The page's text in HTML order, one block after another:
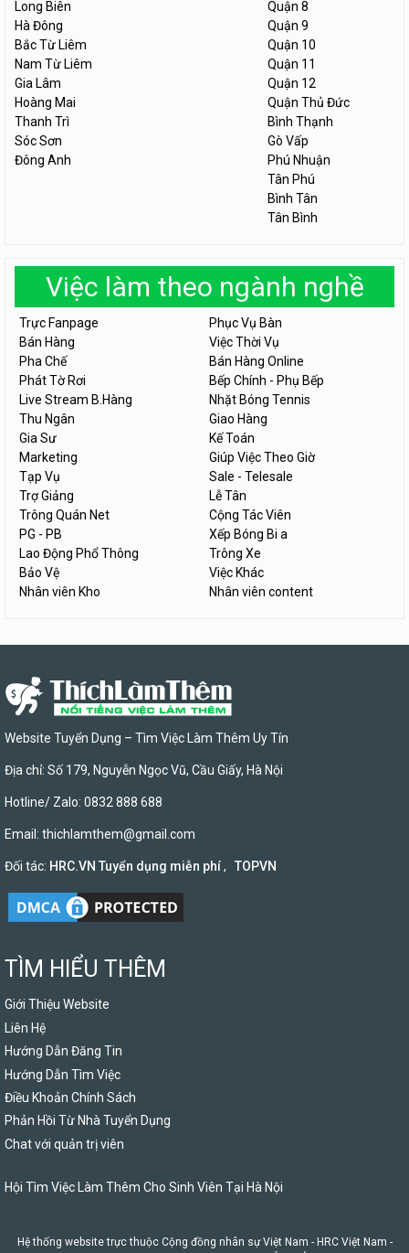
Long Biên
Hà Đông
Bắc Từ Liêm
Nam Từ Liêm
Gia Lâm
Hoàng Mai
Thanh Trì
Sóc Sơn
Đông Anh
Quận 8
Quận 9
Quận 10
Quận 11
Quận 12
Quận Thủ Đức
Bình Thạnh
Gò Vấp
Phú Nhuận
Tân Phú
Bình Tân
Tân Bình
Việc làm theo ngành nghề
Trực Fanpage
Phục Vụ Bàn
Bán Hàng
Việc Thời Vụ
Pha Chế
Bán Hàng Online
Phát Tờ Rơi
Bếp Chính - Phụ Bếp
Live Stream B.Hàng
Nhặt Bóng Tennis
Thu Ngân
Giao Hàng
Gia Sư
Kế Toán
Marketing
Giúp Việc Theo Giờ
Tạp Vụ
Sale - Telesale
Trợ Giảng
Lễ Tân
Trông Quán Net
Cộng Tác Viên
PG - PB
Xếp Bóng Bi a
Lao Động Phổ Thông
Trông Xe
Bảo Vệ
Việc Khác
Nhân viên Kho
Nhân viên content
Website Tuyển Dụng – Tìm Việc Làm Thêm Uy Tín
Địa chỉ: Số 179, Nguyễn Ngọc Vũ, Cầu Giấy, Hà Nội
Hotline/ Zalo: 0832 888 688
Email: thichlamthem@gmail.com
Đối tác: HRC.VN Tuyển dụng miễn phí, TOPVN
TÌM HIỂU THÊM
Giới Thiệu Website
Liên Hệ
Hướng Dẫn Đăng Tin
Hướng Dẫn Tìm Việc
Điều Khoản Chính Sách
Phản Hồi Từ Nhà Tuyển Dụng
Chat với quản trị viên
Hội Tìm Việc Làm Thêm Cho Sinh Viên Tại Hà Nội
Hệ thống website trực thuộc Cộng đồng nhân sự Việt Nam - HRC Việt Nam -